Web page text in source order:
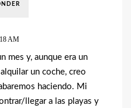
AM
mes y, aunque era un
un coche, creo
haciendo. Mi
llegar a las playas y